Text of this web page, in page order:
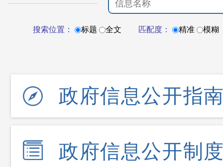
搜索位置： 标题 全文 匹配度： 精准 模糊
政府信息公开指
政府信息公开制